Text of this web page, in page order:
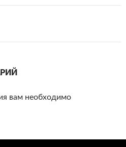
вам необходимо